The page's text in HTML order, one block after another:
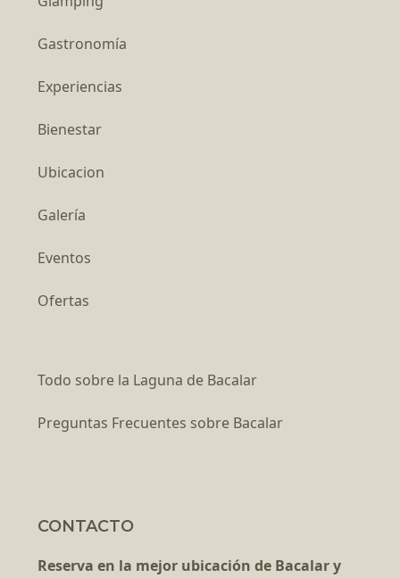
Gastronomía
Experiencias
Bienestar
Ubicacion
Galería
Eventos
Ofertas
Todo sobre la Laguna de Bacalar
Preguntas Frecuentes sobre Bacalar
CONTACTO
Reserva en la mejor ubicación de Bacalar y